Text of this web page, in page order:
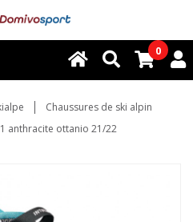
0
Chaussures de ski alpin
anthracite ottanio 21/22